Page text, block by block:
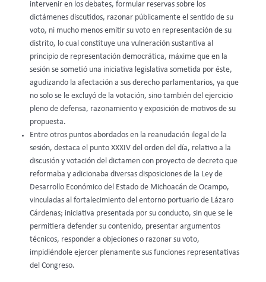
intervenir en los debates, formular reservas sobre los
dictámenes discutidos, razonar públicamente el sentido de su
voto, ni mucho menos emitir su voto en representación de su
distrito, lo cual constituye una vulneración sustantiva al
principio de representación democrática, máxime que en la
sesión se sometió una iniciativa legislativa sometida por éste,
agudizando la afectación a sus derecho parlamentarios, ya que
no solo se le excluyó de la votación, sino también del ejercicio
pleno de defensa, razonamiento y exposición de motivos de su
propuesta.
Entre otros puntos abordados en la reanudación ilegal de la
sesión, destaca el punto XXXIV del orden del día, relativo a la
discusión y votación del dictamen con proyecto de decreto que
reformaba y adicionaba diversas disposiciones de la Ley de
Desarrollo Económico del Estado de Michoacán de Ocampo,
vinculadas al fortalecimiento del entorno portuario de Lázaro
Cárdenas; iniciativa presentada por su conducto, sin que se le
permitiera defender su contenido, presentar argumentos
técnicos, responder a objeciones o razonar su voto,
impidiéndole ejercer plenamente sus funciones representativas
del Congreso.